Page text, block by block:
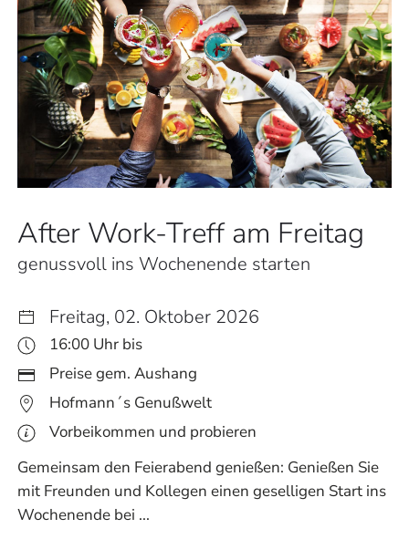
After Work-Treff am Freitag
genussvoll ins Wochenende starten
Freitag, 02. Oktober 2026
16:00 Uhr bis
Preise gem. Aushang
Hofmann´s Genußwelt
Vorbeikommen und probieren
Gemeinsam den Feierabend genießen: Genießen Sie
mit Freunden und Kollegen einen geselligen Start ins
Wochenende bei ...